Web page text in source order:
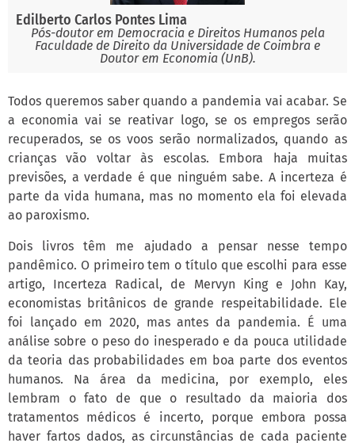
Edilberto Carlos Pontes Lima
Pós-doutor em Democracia e Direitos Humanos pela
Faculdade de Direito da Universidade de Coimbra e
Doutor em Economia (UnB).
Todos queremos saber quando a pandemia vai acabar. Se
a economia vai se reativar logo, se os empregos serão
recuperados, se os voos serão normalizados, quando as
crianças vão voltar às escolas. Embora haja muitas
previsões, a verdade é que ninguém sabe. A incerteza é
parte da vida humana, mas no momento ela foi elevada
ao paroxismo.
Dois livros têm me ajudado a pensar nesse tempo
pandêmico. O primeiro tem o título que escolhi para esse
artigo, Incerteza Radical, de Mervyn King e John Kay,
economistas britânicos de grande respeitabilidade. Ele
foi lançado em 2020, mas antes da pandemia. É uma
análise sobre o peso do inesperado e da pouca utilidade
da teoria das probabilidades em boa parte dos eventos
humanos. Na área da medicina, por exemplo, eles
lembram o fato de que o resultado da maioria dos
tratamentos médicos é incerto, porque embora possa
haver fartos dados, as circunstâncias de cada paciente